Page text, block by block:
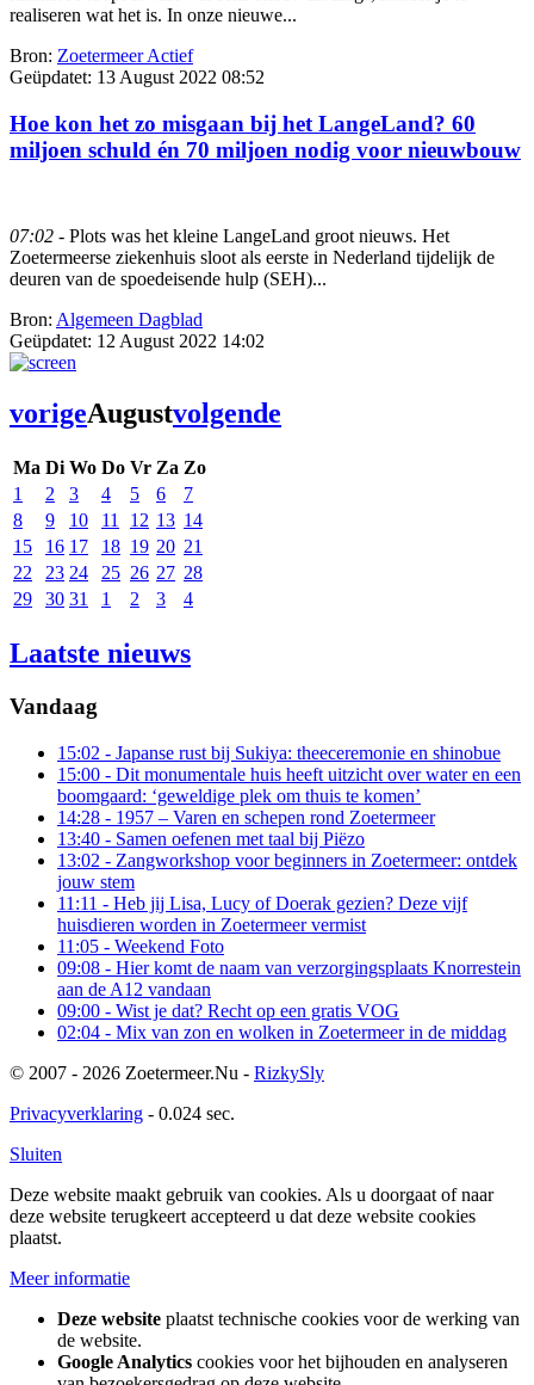
realiseren wat het is. In onze nieuwe...
Bron: Zoetermeer Actief
Geüpdatet: 13 August 2022 08:52
Hoe kon het zo misgaan bij het LangeLand? 60
miljoen schuld én 70 miljoen nodig voor nieuwbouw
07:02 - Plots was het kleine LangeLand groot nieuws. Het
Zoetermeerse ziekenhuis sloot als eerste in Nederland tijdelijk de
deuren van de spoedeisende hulp (SEH)...
Bron: Algemeen Dagblad
Geüpdatet: 12 August 2022 14:02
vorigeAugustvolgende
Ma Di Wo Do Vr Za Zo
1
2 3 4 5 6
7
8
9 10 11 12 13 14
15
16 17 18 19 20 21
22
23 24 25 26 27 28
29
30 31 1 2 3 4
Laatste nieuws
Vandaag
15:02 - Japanse rust bij Sukiya: theeceremonie en shinobue
15:00 - Dit monumentale huis heeft uitzicht over water en een
boomgaard: ‘geweldige plek om thuis te komen’
14:28 - 1957 – Varen en schepen rond Zoetermeer
13:40 - Samen oefenen met taal bij Piëzo
13:02 - Zangworkshop voor beginners in Zoetermeer: ontdek
jouw stem
11:11 - Heb jij Lisa, Lucy of Doerak gezien? Deze vijf
huisdieren worden in Zoetermeer vermist
11:05 - Weekend Foto
09:08 - Hier komt de naam van verzorgingsplaats Knorrestein
aan de A12 vandaan
09:00 - Wist je dat? Recht op een gratis VOG
02:04 - Mix van zon en wolken in Zoetermeer in de middag
© 2007 - 2026 Zoetermeer.Nu - RizkySly
Privacyverklaring - 0.024 sec.
Sluiten
Deze website maakt gebruik van cookies. Als u doorgaat of naar
deze website terugkeert accepteerd u dat deze website cookies
plaatst.
Meer informatie
Deze website plaatst technische cookies voor de werking van
de website.
Google Analytics cookies voor het bijhouden en analyseren